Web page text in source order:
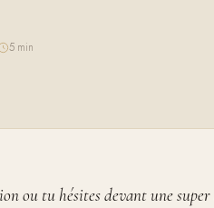
5 min
ou tu hésites devant une